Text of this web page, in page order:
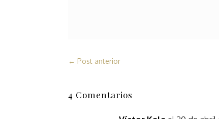
←Post anterior
4 Comentarios